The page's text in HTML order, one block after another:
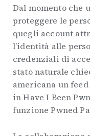
Dal momento che
proteggere le
quegli account
l’identità alle
credenziali di
stato naturale
americana un
in Have I Been
funzione Pwned